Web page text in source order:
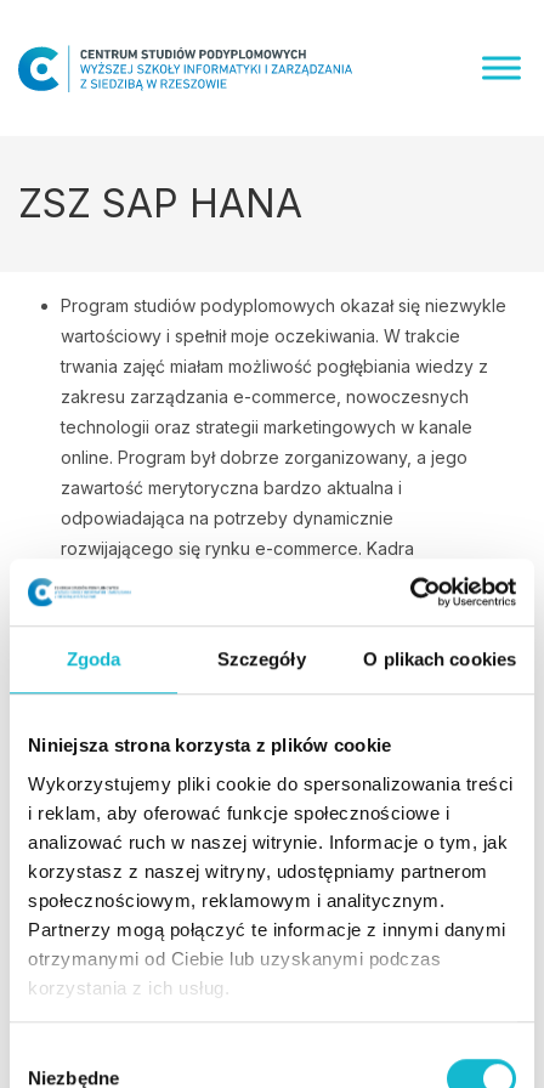
Zgoda Szczegóły O plikach cookies
Niniejsza strona korzysta z plików cookie
Wykorzystujemy pliki cookie do spersonalizowania treści
i reklam, aby oferować funkcje społecznościowe i
analizować ruch w naszej witrynie. Informacje o tym, jak
korzystasz z naszej witryny, udostępniamy partnerom
społecznościowym, reklamowym i analitycznym.
Partnerzy mogą połączyć te informacje z innymi danymi
otrzymanymi od Ciebie lub uzyskanymi podczas
korzystania z ich usług.
Niezbędne
content
ZSZ SAP HANA
Program studiów podyplomowych okazał się niezwykle
wartościowy i spełnił moje oczekiwania. W trakcie
trwania zajęć miałam możliwość pogłębiania wiedzy z
zakresu zarządzania e-commerce, nowoczesnych
technologii oraz strategii marketingowych w kanale
online. Program był dobrze zorganizowany, a jego
zawartość merytoryczna bardzo aktualna i
odpowiadająca na potrzeby dynamicznie
rozwijającego się rynku e-commerce. Kadra
wykładowców składała się z ekspertów posiadających
bogate doświadczenie praktyczne i teoretyczne.
oraz projekty grupowe, które pozwoliły na praktyczne
zastosowanie zdobytej wiedzy. Możliwość współpracy
pomysłów, była niezwykle inspirująca i rozwijająca.
Dzięki tym zajęciom nauczyłam się efektywnie
zarządzać zespołami projektowymi oraz wdrażać
innowacyjne rozwiązania w mojej firmie.
Monika Bury
Miałam przyjemność studiować na kierunku Menedżer
e-commerce i spokojnie mogę polecić uczelnię WSiZ.
Wszystkie wykłady i ćwiczenia były prowadzone przez
czasie a wykładowcy zawsze byli przygotowani do